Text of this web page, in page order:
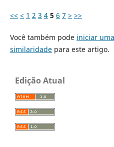
<< < 1 2 3 4 5 6 7 > >>
Você também pode iniciar
similaridadepara este artigo.
Edição Atual